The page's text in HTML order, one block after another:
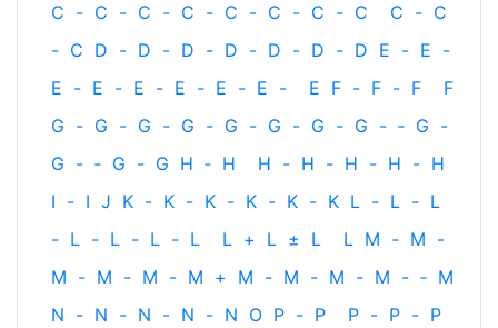
C - C - C - C - C - C - C - C C - C
- C D - D - D - D - D - D - D E - E -
E - E - E - E - E - E - E F - F - F
F
G - G - G - G - G - G - G - G - ‐ G -
G - ‐ G - G H ‐ H H - H - H - H - H
I - I J K - K - K - K - K - K L - L - L
- L - L - L - L L + L ± L L M - M -
M - M - M - M + M - M - M - M - ‐ M
N - N - N - N - N O P - P P - P - P